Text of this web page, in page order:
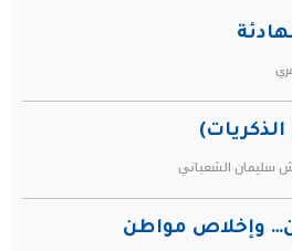
سليمان الشعباني
وإخلاص مواطن